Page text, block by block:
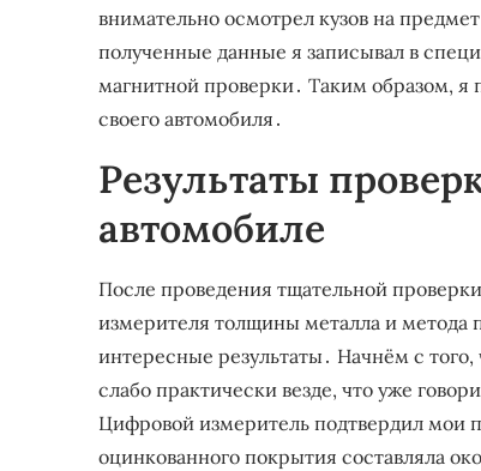
внимательно осмотрел кузов на
полученные данные я записывал в
магнитной проверки․ Таким образом, я
своего автомобиля․
Результаты
автомобиле
После проведения тщательной
измерителя толщины металла и метода
интересные результаты․ Начнём с того,
слабо практически везде, что уже
Цифровой измеритель подтвердил мои
оцинкованного покрытия составляла